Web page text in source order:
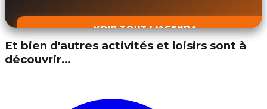
VOIR TOUT L'AGENDA
Et bien d'autres activités et loisirs sont à
découvrir…